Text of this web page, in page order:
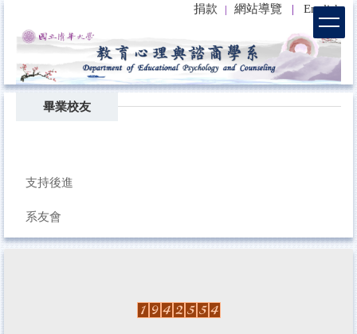
內
容
捐款 網站導覽 | English
畢業校友
支持後進
系友會